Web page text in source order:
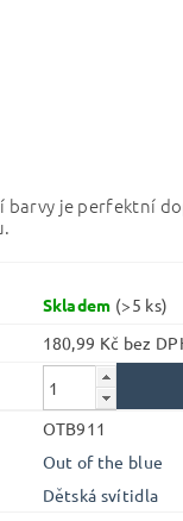
barvy je perfektní
Skladem (>5 ks)
180,99 Kč bez
OTB911
Out of the blue
Dětská svítidla